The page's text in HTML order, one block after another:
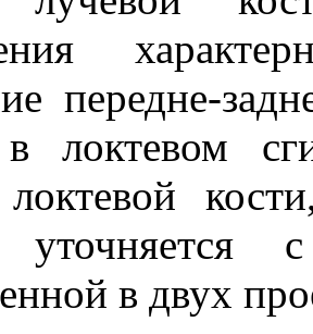
передне-
в локтевом
уточняется
в двух